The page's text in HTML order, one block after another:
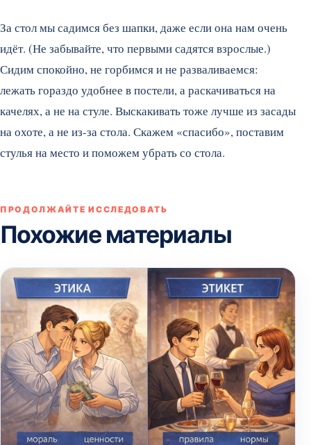
За стол мы садимся без шапки, даже если она нам очень
идёт. (Не забывайте, что первыми садятся взрослые.)
Сидим спокойно, не горбимся и не разваливаемся:
лежать гораздо удобнее в постели, а раскачиваться на
качелях, а не на стуле. Выскакивать тоже лучше из засады
на охоте, а не из-за стола. Скажем «спасибо», поставим
стулья на место и поможем убрать со стола.
ПРОДОЛЖАЙТЕ ИССЛЕДОВАТЬ
Похожие материалы